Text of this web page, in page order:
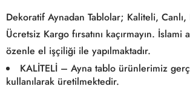
Dekoratif Aynadan Tablolar; Kaliteli,
Ücretsiz Kargo fırsatını kaçırmayın. İslami
özenle el işçiliği ile yapılmaktadır.
KALİTELİ – Ayna tablo ürünlerimiz
kullanılarak üretilmektedir.